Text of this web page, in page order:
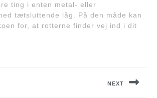
ting i enten metal- eller
tætsluttende låg. På den måde kan
for, at rotterne finder vej ind i dit
NEXT